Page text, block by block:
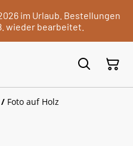
im Urlaub. Bestellungen
wieder bearbeitet.
/ Foto auf Holz